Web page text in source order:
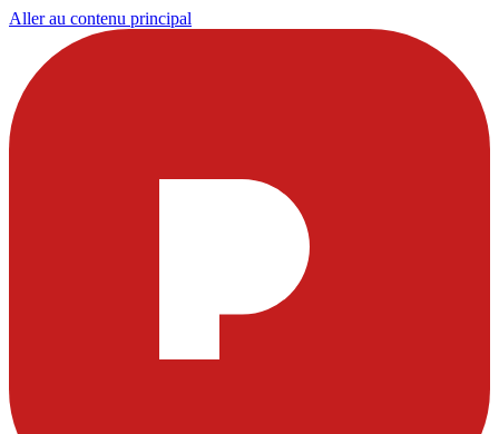
Aller au contenu principal